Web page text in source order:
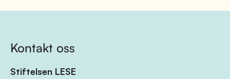
Kontakt oss
Stiftelsen LESE